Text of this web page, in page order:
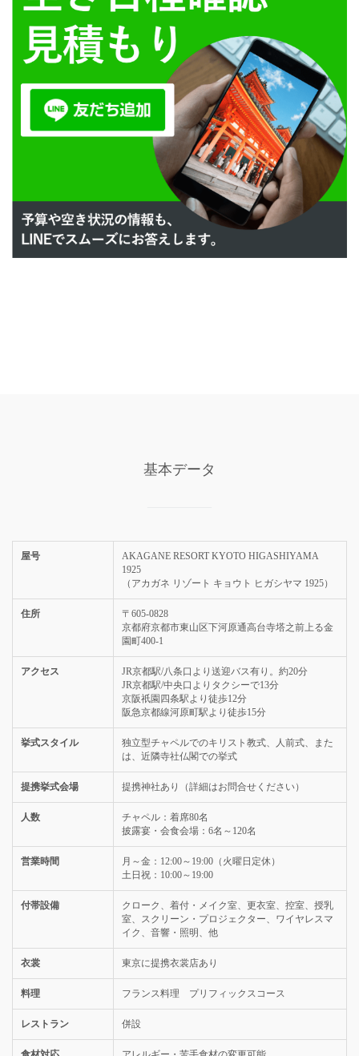
基本データ
屋号
AKAGANE RESORT KYOTO HIGASHIYAMA
1925
（アカガネ リゾート キョウト ヒガシヤマ 1925）
住所
〒605-0828
京都府京都市東山区下河原通高台寺塔之前上る金
園町400-1
アクセス
JR京都駅/八条口より送迎バス有り。約20分
JR京都駅/中央口よりタクシーで13分
京阪祇園四条駅より徒歩12分
阪急京都線河原町駅より徒歩15分
挙式スタイル
独立型チャペルでのキリスト教式、人前式、また
は、近隣寺社仏閣での挙式
提携挙式会場 提携神社あり（詳細はお問合せください）
人数
チャペル：着席80名
披露宴・会食会場：6名～120名
営業時間
月～金：12:00～19:00（火曜日定休）
土日祝：10:00～19:00
付帯設備
クローク、着付・メイク室、更衣室、控室、授乳
室、スクリーン・プロジェクター、ワイヤレスマ
イク、音響・照明、他
衣裳 東京に提携衣裳店あり
料理 フランス料理 プリフィックスコース
レストラン 併設